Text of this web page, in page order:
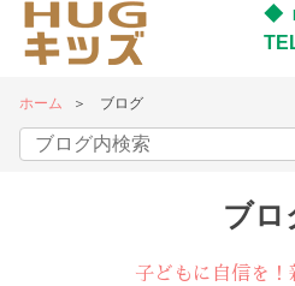
ホーム ブログ
ブロ
子どもに自信を！